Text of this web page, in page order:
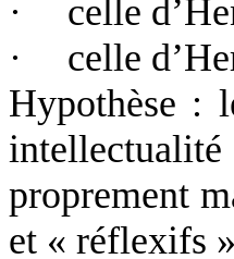
·
celle
·
celle
Hypothèse :
intellectualité
proprement
et « réflexifs